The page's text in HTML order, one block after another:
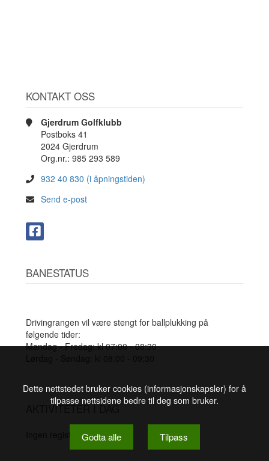
KONTAKT OSS
Gjerdrum Golfklubb
Postboks 41
2024 Gjerdrum
Org.nr.: 985 293 589
932 40 830 (i åpningstiden)
Send e-post
BANESTATUS
Drivingrangen vil være stengt for ballplukking på
følgende tider:
Mandag - Fredag: kl 07:00 - 08:30
AKTIVITETER I DAG
Ingen registrerte.
Dette nettstedet bruker cookies (informasjonskapsler) for å
tilpasse nettsidene bedre til deg som bruker.
Godta alle Tilpass